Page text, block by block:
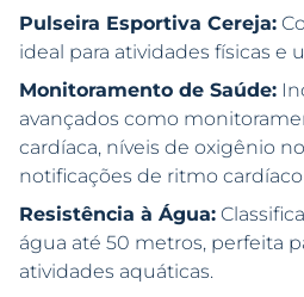
Pulseira Esportiva Cereja:
ideal para atividades físicas e
Monitoramento de Saúde:
avançados como
cardíaca, níveis de oxigênio
notificações de ritmo
Resistência à Água:
água até 50 metros, perfeita
atividades aquáticas.